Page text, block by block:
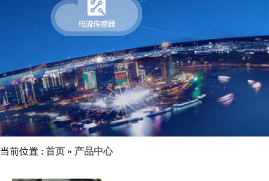
当前位置 : 首页 » 产品中心